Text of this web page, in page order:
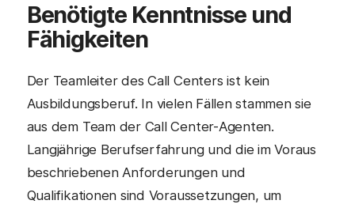
Benötigte Kenntnisse und
Fähigkeiten
Der Teamleiter des Call Centers ist kein
Ausbildungsberuf. In vielen Fällen stammen sie
aus dem Team der Call Center-Agenten.
Langjährige Berufserfahrung und die im Voraus
beschriebenen Anforderungen und
Qualifikationen sind Voraussetzungen, um